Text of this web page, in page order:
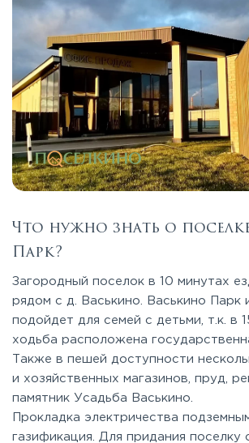
Что нужно знать о
Парк?
Загородный поселок в 10 минутах
рядом с д. Васькино. Васькино Парк
подойдет для семей с детьми, т.к. в
ходьба расположена
Также в пешей доступности
и хозяйственных магазинов, пруд,
памятник Усадьба Васькино.
Прокладка электричества
газификация. Для придания поселку